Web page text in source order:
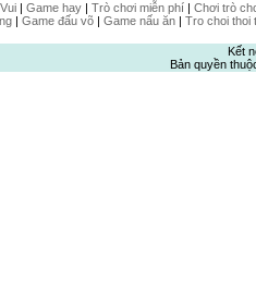
| Game hay| Trò chơi miễn phí| Chơi trò
| Game đấu võ| Game nấu ăn| Tro choi thoi
Kết
Bản quyền